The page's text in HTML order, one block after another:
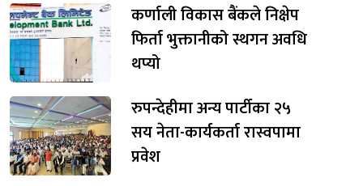
कर्णाली विकास बैंकले निक्षेप
फिर्ता भुक्तानीको स्थगन अवधि
थप्यो
रुपन्देहीमा अन्य पार्टीका २५
सय नेता-कार्यकर्ता रास्वपामा
प्रवेश